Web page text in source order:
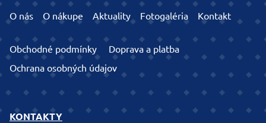
O nás O nákupe Aktuality Fotogaléria Kontakt
Obchodné podmínky
Doprava a platba
Ochrana osobných údajov
KONTAKTY